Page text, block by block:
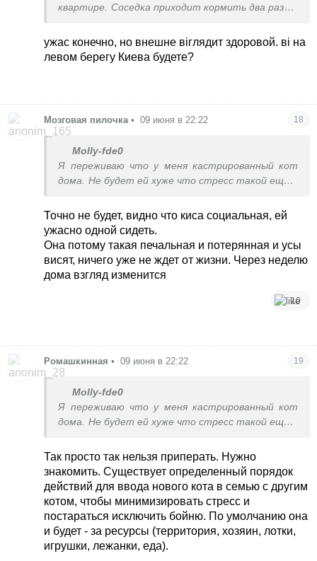
квартире. Соседка приходит кормить два раза в
ужас конечно, но внешне віглядит здоровой. ві на
левом берегу Киева будете?
Мозговая пилочка • 09 июня в 22:22 18
Molly-fde0
Я переживаю что у меня кастрированный кот
дома. Не будет ей хуже что стресс такой еще и
Точно не будет, видно что киса социальная, ей
ужасно одной сидеть.
Она потому такая печальная и потерянная и усы
висят, ничего уже не ждет от жизни. Через неделю
дома взгляд изменится
10
Ромашкинная • 09 июня в 22:22 19
Molly-fde0
Я переживаю что у меня кастрированный кот
дома. Не будет ей хуже что стресс такой еще и
Так просто так нельзя приперать. Нужно
знакомить. Существует определенный порядок
действий для ввода нового кота в семью с другим
котом, чтобы минимизировать стресс и
постараться исключить бойню. По умолчанию она
и будет - за ресурсы (территория, хозяин, лотки,
игрушки, лежанки, еда).